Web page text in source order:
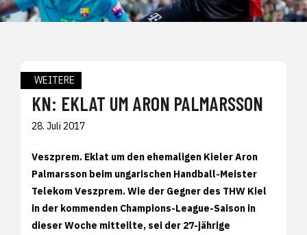
WEITERE
KN: EKLAT UM ARON PALMARSSON
28. Juli 2017
Veszprem. Eklat um den ehemaligen Kieler Aron
Palmarsson beim ungarischen Handball-Meister
Telekom Veszprem. Wie der Gegner des THW Kiel
in der kommenden Champions-League-Saison in
dieser Woche mitteilte, sei der 27-jährige